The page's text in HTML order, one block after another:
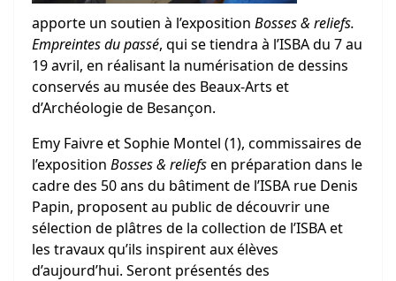
apporte un soutien à l’exposition Bosses & reliefs.
Empreintes du passé, qui se tiendra à l’ISBA du 7 au
19 avril, en réalisant la numérisation de dessins
conservés au musée des Beaux-Arts et
d’Archéologie de Besançon.
Emy Faivre et Sophie Montel (1), commissaires de
l’exposition Bosses & reliefsen préparation dans le
cadre des 50 ans du bâtiment de l’ISBA rue Denis
Papin, proposent au public de découvrir une
sélection de plâtres de la collection de l’ISBA et
les travaux qu’ils inspirent aux élèves
d’aujourd’hui. Seront présentés des